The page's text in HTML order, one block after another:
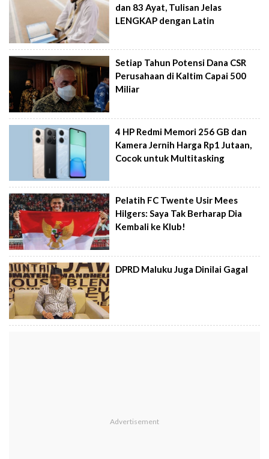
dan 83 Ayat, Tulisan Jelas
LENGKAP dengan Latin
Setiap Tahun Potensi Dana CSR
Perusahaan di Kaltim Capai 500
Miliar
4 HP Redmi Memori 256 GB dan
Kamera Jernih Harga Rp1 Jutaan,
Cocok untuk Multitasking
Pelatih FC Twente Usir Mees
Hilgers: Saya Tak Berharap Dia
Kembali ke Klub!
DPRD Maluku Juga Dinilai Gagal